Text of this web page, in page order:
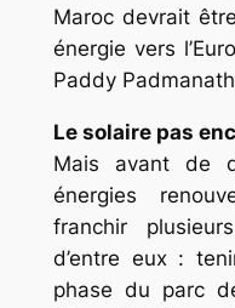
Maroc devrait
énergie vers
Paddy
Le solaire pas
Mais avant de
énergies
franchir
d’entre eux :
phase du parc